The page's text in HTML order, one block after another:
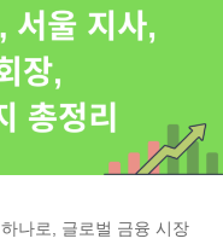
나로, 글로벌 금융 시장